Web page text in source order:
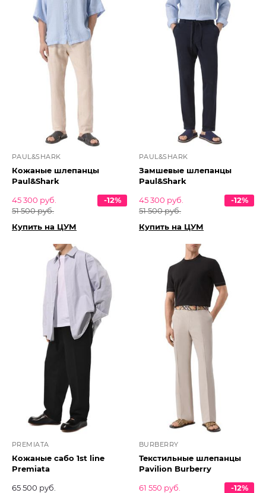
PAUL&SHARK
Кожаные шлепанцы
Paul&Shark
45 300 руб.
51 500 руб.
-12%
Купить на ЦУМ
PAUL&SHARK
Замшевые шлепанцы
Paul&Shark
45 300 руб.
51 500 руб.
-12%
Купить на ЦУМ
PREMIATA
Кожаные сабо 1st line
Premiata
65 500 руб.
BURBERRY
Текстильные шлепанцы
Pavilion Burberry
61 550 руб.
-12%